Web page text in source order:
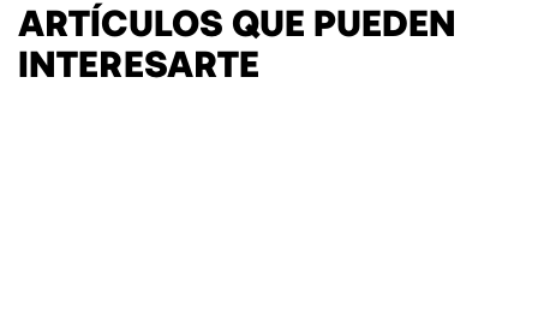
ARTÍCULOS QUE PUEDEN
INTERESARTE